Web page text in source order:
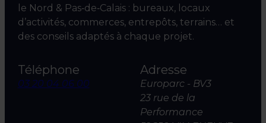
le Nord & Pas‑de‑Calais : bureaux, locaux
d’activités, commerces, entrepôts, terrains… et
des conseils adaptés à chaque projet.
Téléphone
03 20 04 06 00
Adresse
Europarc - BV3
23 rue de la
Performance